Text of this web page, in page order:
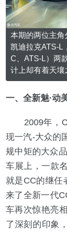
本期的两位主角
凯迪拉克ATS-L
C、ATS-L）两
计上却有着天壤
一、全新魅·动
2009年，
现一汽-大众的
规中矩的大众
车展上，一款
就是CC的继任
来了全新一代
车再次惊艳亮
了深刻的印象